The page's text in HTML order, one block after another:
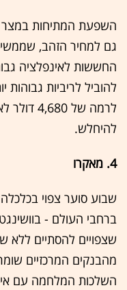
השפעת המתיחות במצר
גם למחיר הזהב,
החששות לאינפלציה
לרמה של
להיחלש.
4. מאקרו
שבוע סוער צפוי
ברחבי העולם -
שצפויים להסתיים ללא
מהבנקים המרכזיים
השלכות המלחמה עם